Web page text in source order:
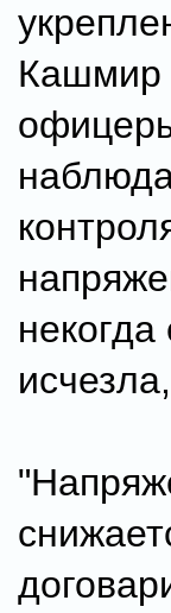
Кашмир